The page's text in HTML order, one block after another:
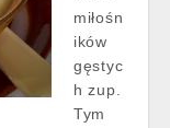
miłośn
ików
gęstyc
h zup.
Tym